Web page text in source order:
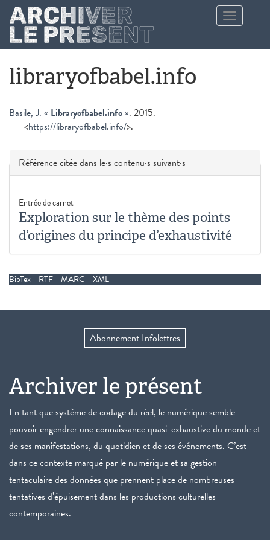
Aller au contenu principal
Toggle
navigation
libraryofbabel.info
Basile, J. « Libraryofbabel.info ». 2015.
<https://libraryofbabel.info/>.
Masquer
Référence citée dans le·s contenu·s suivant·s
Entrée de carnet
Exploration sur le thème des points
d’origines du principe d’exhaustivité
BibTex RTF MARC XML
Abonnement Infolettres
Archiver le présent
En tant que système de codage du réel, le numérique semble
pouvoir engendrer une connaissance quasi-exhaustive du monde et
de ses manifestations, du quotidien et de ses événements. C’est
dans ce contexte marqué par le numérique et sa gestion
tentaculaire des données que prennent place de nombreuses
tentatives d’épuisement dans les productions culturelles
contemporaines.